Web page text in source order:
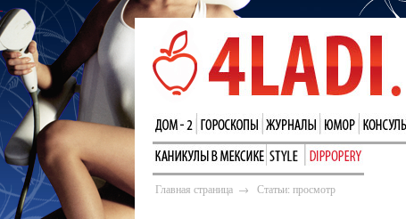
Главная страница → Статьи: просмотр